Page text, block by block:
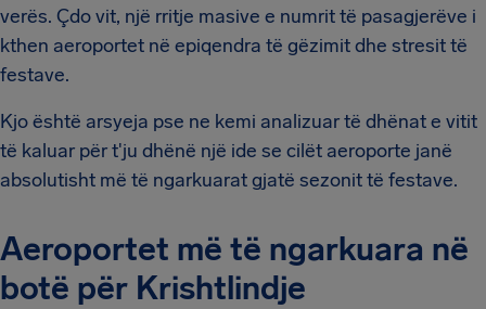
verës. Çdo vit, një rritje masive e numrit të pasagjerëve i
kthen aeroportet në epiqendra të gëzimit dhe stresit të
festave.
Kjo është arsyeja pse ne kemi analizuar të dhënat e vitit
të kaluar për t'ju dhënë një ide se cilët aeroporte janë
absolutisht më të ngarkuarat gjatë sezonit të festave.
Aeroportet më të ngarkuara në
botë për Krishtlindje